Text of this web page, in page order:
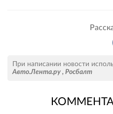
При написании новости
Авто.Лента.ру , Росбалт